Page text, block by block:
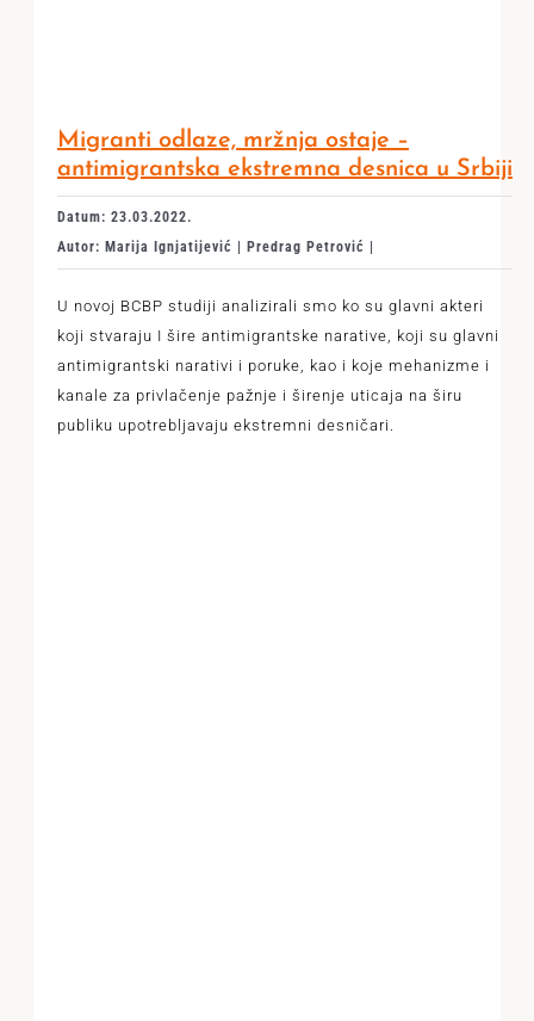
Migranti odlaze, mržnja ostaje –
antimigrantska ekstremna desnica u Srbiji
Datum: 23.03.2022.
Autor: Marija Ignjatijević | Predrag Petrović |
U novoj BCBP studiji analizirali smo ko su glavni akteri
koji stvaraju I šire antimigrantske narative, koji su glavni
antimigrantski narativi i poruke, kao i koje mehanizme i
kanale za privlačenje pažnje i širenje uticaja na širu
publiku upotrebljavaju ekstremni desničari.